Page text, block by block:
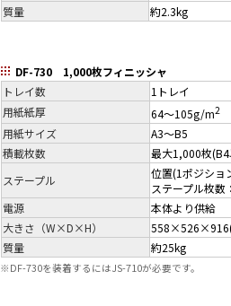
質量
約2.3kg
DF-730 1,000枚フィニッシャ
トレイ数
1トレイ
用紙紙厚
64～105g/m2
用紙サイズ
A3～B5
積載枚数
最大1,000枚
ステープル
位置(1ポジショ
ステープル枚
電源
本体より供給
大きさ（W×D×H）
質量
約25kg
※ DF-730を装着するにはJS-710が必要です。